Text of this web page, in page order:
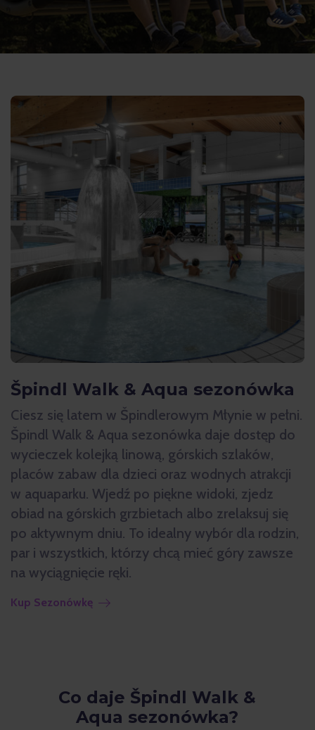
Špindl Walk & Aqua sezonówka
Ciesz się latem w Špindlerowym Młynie w pełni.
Špindl Walk & Aqua sezonówka daje dostęp do
wycieczek kolejką linową, górskich szlaków,
placów zabaw dla dzieci oraz wodnych atrakcji
w aquaparku. Wjedź po piękne widoki, zjedz
obiad na górskich grzbietach albo zrelaksuj się
po aktywnym dniu. To idealny wybór dla rodzin,
par i wszystkich, którzy chcą mieć góry zawsze
na wyciągnięcie ręki.
Kup Sezonówkę
Co daje Špindl Walk &
Aqua sezonówka?